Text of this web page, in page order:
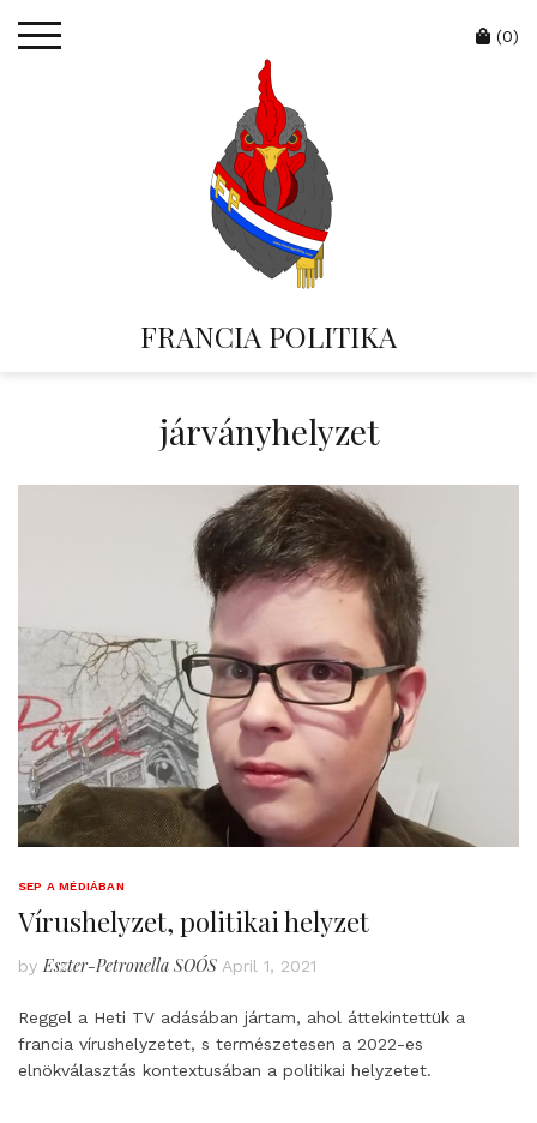
FRANCIA POLITIKA
Cart
(0)
járványhelyzet
SEP A MÉDIÁBAN
Vírushelyzet, politikai helyzet
by Eszter-Petronella SOÓS April 1, 2021
Reggel a Heti TV adásában jártam, ahol áttekintettük a
francia vírushelyzetet, s természetesen a 2022-es
elnökválasztás kontextusában a politikai helyzetet.